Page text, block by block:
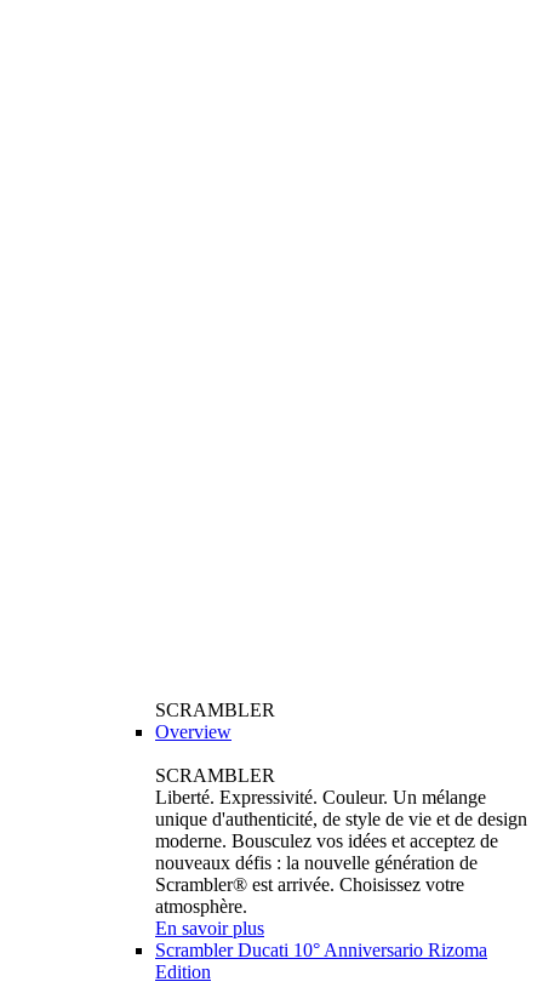
SCRAMBLER
Overview
SCRAMBLER
Liberté. Expressivité. Couleur. Un mélange
unique d'authenticité, de style de vie et de design
moderne. Bousculez vos idées et acceptez de
nouveaux défis : la nouvelle génération de
Scrambler® est arrivée. Choisissez votre
atmosphère.
En savoir plus
Scrambler Ducati 10° Anniversario Rizoma
Edition